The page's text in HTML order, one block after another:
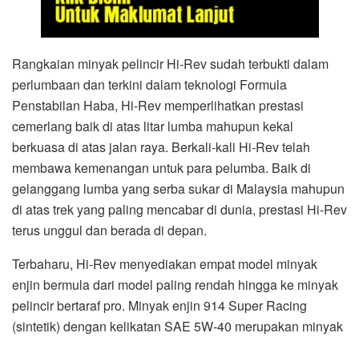
Rangkaian minyak pelincir Hi-Rev sudah terbukti dalam
perlumbaan dan terkini dalam teknologi Formula
Penstabilan Haba, Hi-Rev memperlihatkan prestasi
cemerlang baik di atas litar lumba mahupun kekal
berkuasa di atas jalan raya. Berkali-kali Hi-Rev telah
membawa kemenangan untuk para pelumba. Baik di
gelanggang lumba yang serba sukar di Malaysia mahupun
di atas trek yang paling mencabar di dunia, prestasi Hi-Rev
terus unggul dan berada di depan.
Terbaharu, Hi-Rev menyediakan empat model minyak
enjin bermula dari model paling rendah hingga ke minyak
pelincir bertaraf pro. Minyak enjin 914 Super Racing
(sintetik) dengan kelikatan SAE 5W-40 merupakan minyak